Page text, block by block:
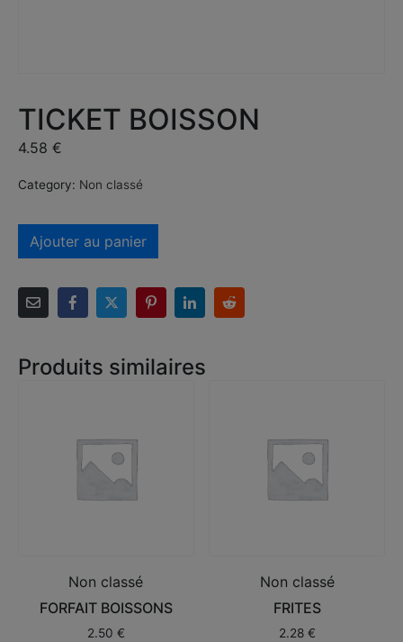
TICKET BOISSON
4.58 €
Category: Non classé
Ajouter au panier
Produits similaires
Non classé
FORFAIT BOISSONS
2.50 €
Non classé
FRITES
2.28 €